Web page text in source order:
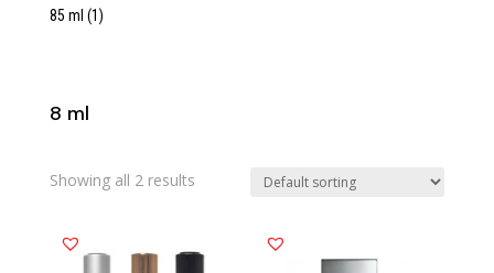
85 ml (1)
8 ml
Showing all 2 results